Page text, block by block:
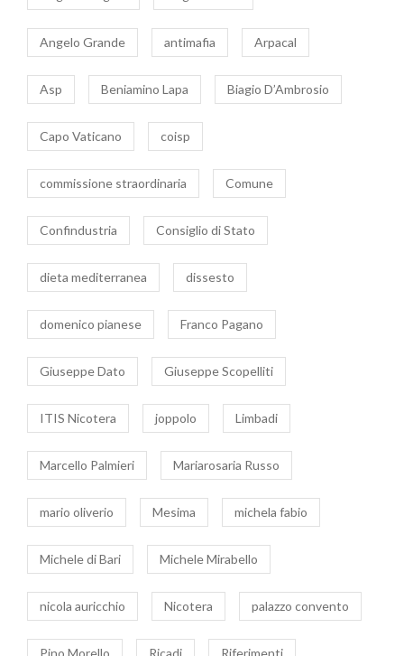
Angelo Grande antimafia Arpacal
Asp Beniamino Lapa Biagio D’Ambrosio
Capo Vaticano coisp
commissione straordinaria Comune
Confindustria Consiglio di Stato
dieta mediterranea dissesto
domenico pianese Franco Pagano
Giuseppe Dato Giuseppe Scopelliti
ITIS Nicotera joppolo Limbadi
Marcello Palmieri Mariarosaria Russo
mario oliverio Mesima michela fabio
Michele di Bari Michele Mirabello
nicola auricchio Nicotera palazzo convento
Pino Morello Ricadi Riferimenti